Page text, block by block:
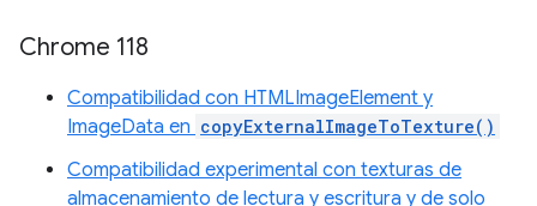
Chrome 118
Compatibilidad con HTMLImageElement y
ImageData en copyExternalImageToTexture()
Compatibilidad experimental con texturas de
almacenamiento de lectura y escritura y de solo